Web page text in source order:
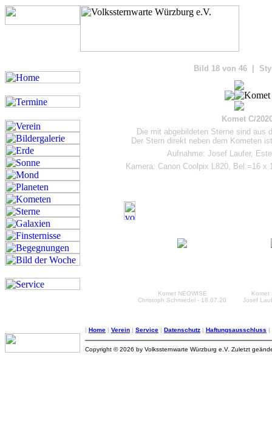
Bild 18 von 46 |
Komet C/
Die mit abgebildeten Sterne sind aus
Der Stern direkt neben dem Kometen
Aufnahme: Josef Laufer,
Kamera: Canon Coolpix L820, Bel.=16
Komet NEOWISE
Christoph Schmiedel - 18.07.20
Komet
Josef
| Home | Verein | Service | Datenschutz | Haftungsausschluss |
Copyright © 2026 by Volkssternwarte Würzburg e.V. Zuletzt